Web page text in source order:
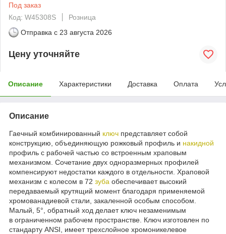
Под заказ
Код: W45308S
Розница
Отправка с 23 августа 2026
Цену уточняйте
Описание Характеристики Доставка Оплата
Описание
Гаечный комбинированный ключ представляет собой
конструкцию, объединяющую рожковый профиль и накидной
профиль с рабочей частью со встроенным храповым
механизмом. Сочетание двух одноразмерных профилей
компенсируют недостатки каждого в отдельности. Храповой
механизм с колесом в 72 зуба обеспечивает высокий
передаваемый крутящий момент благодаря применяемой
хромованадиевой стали, закаленной особым способом.
Малый, 5°, обратный ход делает ключ незаменимым
в ограниченном рабочем пространстве. Ключ изготовлен по
стандарту ANSI, имеет трехслойное хромоникелевое